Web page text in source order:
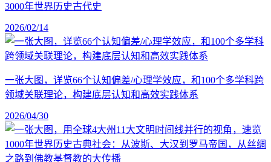
3000年世界历史古代史
2026/02/14
一张大图，详览66个认知偏差/心理学效应，和100个多学科跨
领域关联理论，构建底层认知和高效实践体系
2026/04/30